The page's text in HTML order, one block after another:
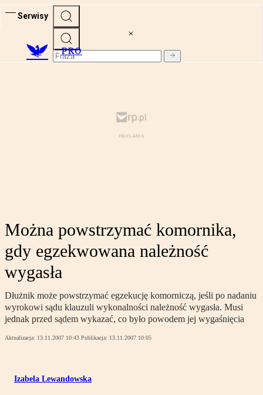
Serwisy
PRO
Można powstrzymać komornika,
gdy egzekwowana należność
wygasła
Dłużnik może powstrzymać egzekucję komorniczą, jeśli po nadaniu
wyrokowi sądu klauzuli wykonalności należność wygasła. Musi
jednak przed sądem wykazać, co było powodem jej wygaśnięcia
Aktualizacja: 13.11.2007 10:43 Publikacja: 13.11.2007 10:05
Izabela Lewandowska